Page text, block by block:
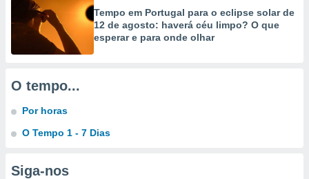
dados
Tempo em Portugal para o eclipse solar de
12 de agosto: haverá céu limpo? O que
esperar e para onde olhar
O tempo...
Por horas
O Tempo 1 - 7 Dias
Siga-nos